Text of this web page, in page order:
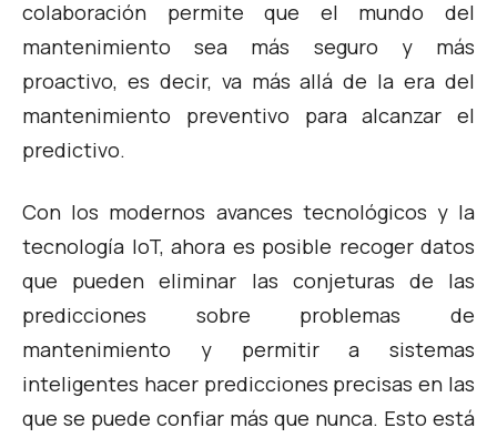
colaboración permite que el mundo del
mantenimiento sea más seguro y más
proactivo, es decir, va más allá de la era del
mantenimiento preventivo para alcanzar el
predictivo.
Con los modernos avances tecnológicos y la
tecnología IoT, ahora es posible recoger datos
que pueden eliminar las conjeturas de las
predicciones sobre problemas de
mantenimiento y permitir a sistemas
inteligentes hacer predicciones precisas en las
que se puede confiar más que nunca. Esto está